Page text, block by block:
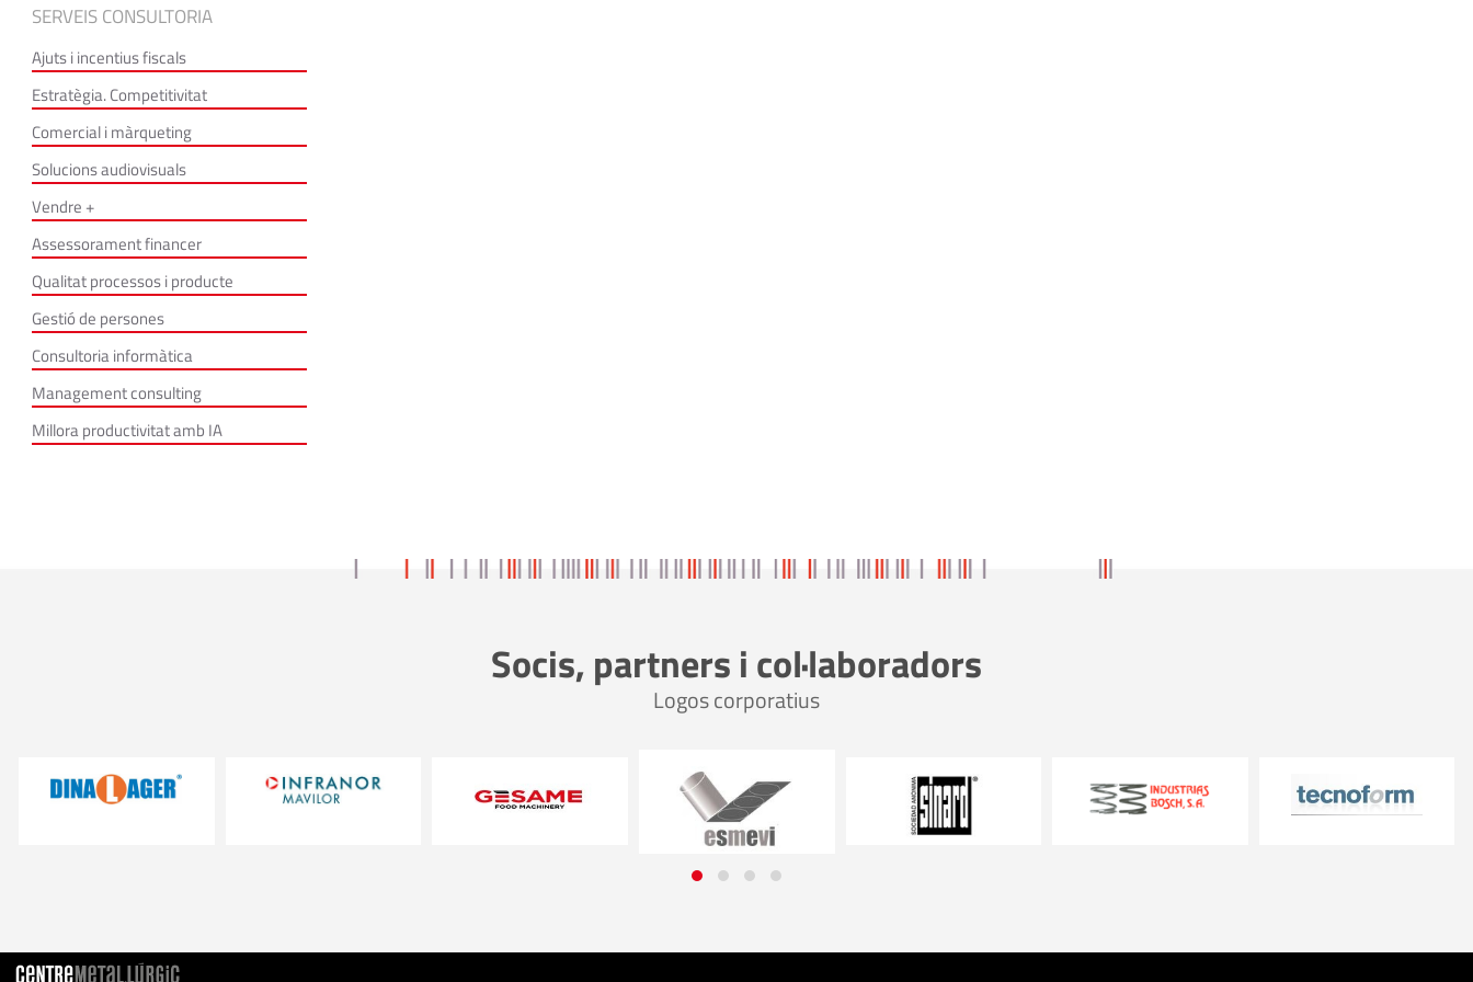
SERVEIS CONSULTORIA
Ajuts i incentius fiscals
Estratègia. Competitivitat
Comercial i màrqueting
Solucions audiovisuals
Vendre +
Assessorament financer
Qualitat processos i producte
Gestió de persones
Consultoria informàtica
Management consulting
Millora productivitat amb IA
Socis, partners i col·laboradors
Logos corporatius